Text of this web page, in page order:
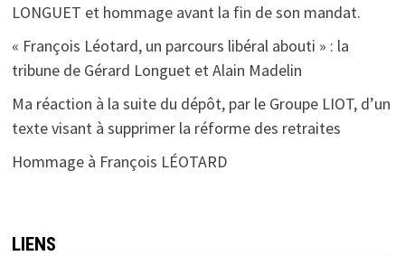
LONGUET et hommage avant la fin de son mandat.
« François Léotard, un parcours libéral abouti » : la
tribune de Gérard Longuet et Alain Madelin
Ma réaction à la suite du dépôt, par le Groupe LIOT, d’un
texte visant à supprimer la réforme des retraites
Hommage à François LÉOTARD
LIENS